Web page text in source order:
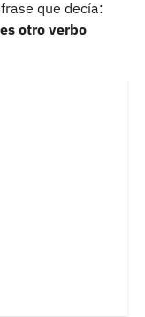
que decía:
otro verbo